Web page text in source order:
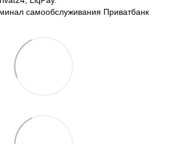
самообслуживания Приватбанк